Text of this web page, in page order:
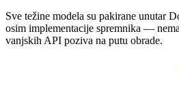
Sve težine modela su pakirane unutar
osim implementacije spremnika —
vanjskih API poziva na putu obrade.